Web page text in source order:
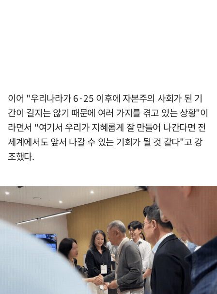
이어 "우리나라가 6·25 이후에 자본주의 사회가 된 기
간이 길지는 않기 때문에 여러 가지를 겪고 있는 상황"이
라면서 "여기서 우리가 지혜롭게 잘 만들어 나간다면 전
세계에서도 앞서 나갈 수 있는 기회가 될 것 같다"고 강
조했다.